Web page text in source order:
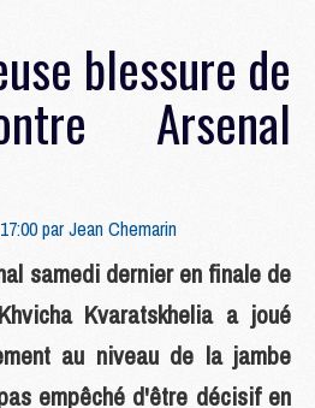
blessure de
Arsenal
parJean Chemarin
samedi dernier en finale de
Kvaratskhelia a joué
au niveau de la jambe
empêché d'être décisif en